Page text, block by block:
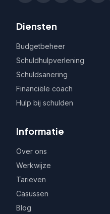
Diensten
Budgetbeheer
Schuldhulpverlening
Schuldsanering
Financiële coach
Hulp bij schulden
Informatie
Over ons
Werkwijze
Tarieven
Casussen
Blog